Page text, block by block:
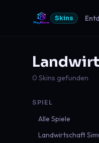
Skins
0 Skins gefunden
SPIEL
Alle Spiele
Landwirtschaft